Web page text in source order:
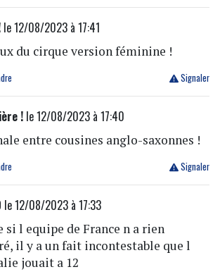
le 12/08/2023 à 17:41
du cirque version féminine !
Signaler
!le 12/08/2023 à 17:40
entre cousines anglo-saxonnes !
Signaler
le 12/08/2023 à 17:33
si l equipe de France n a rien
il y a un fait incontestable que l
jouait a 12